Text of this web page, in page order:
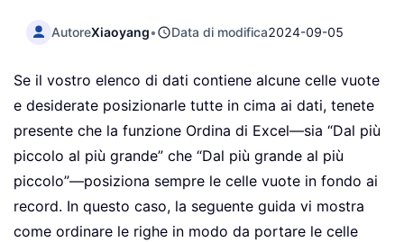
AutoreXiaoyang• Data di modifica2024-09-05
Se il vostro elenco di dati contiene alcune celle vuote
e desiderate posizionarle tutte in cima ai dati, tenete
presente che la funzione Ordina di Excel—sia “Dal più
piccolo al più grande” che “Dal più grande al più
piccolo”—posiziona sempre le celle vuote in fondo ai
record. In questo caso, la seguente guida vi mostra
come ordinare le righe in modo da portare le celle